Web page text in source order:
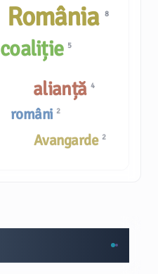
România 8
Avangarde 2
alianță 4
români 2
coaliție 5